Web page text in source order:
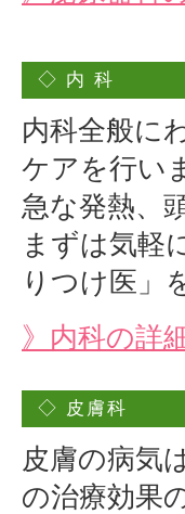
◇ 内 科
内科全般に
ケアを行い
急な発熱、
まずは気軽
りつけ医」
》内科の詳
◇ 皮膚科
皮膚の病気
の治療効果